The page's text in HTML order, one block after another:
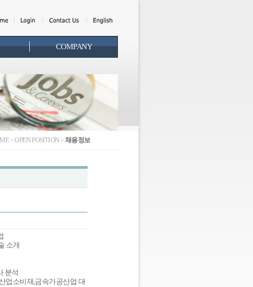
COMPANY
> OPEN POSITION > 채용정보
소개
분석
업소비재,금속가공산업 대